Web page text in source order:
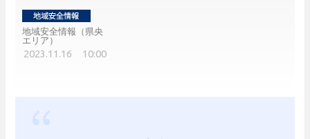
地域安全情報（県央
エリア）
2023.11.16 10:00